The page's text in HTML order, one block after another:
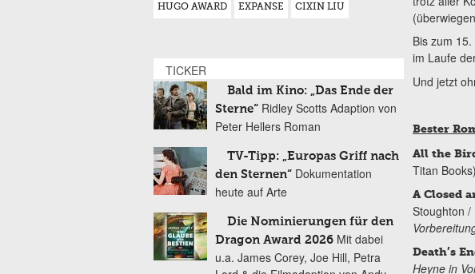
Bis zum
im Laufe
Und jetzt
Bester
All the
Titan Books)
A Closed
Stoughton /
Death’s
Heyne in
HUGO AWARD EXPANSE CIXIN LIU
TICKER
Bald im Kino: „Das Ende der
Sterne“ Ridley Scotts Adaption von
Peter Hellers Roman
TV-Tipp: „Europas Griff nach
den Sternen“ Dokumentation
heute auf Arte
Die Nominierungen für den
Dragon Award 2026 Mit dabei
u.a. James Corey, Joe Hill, Petra